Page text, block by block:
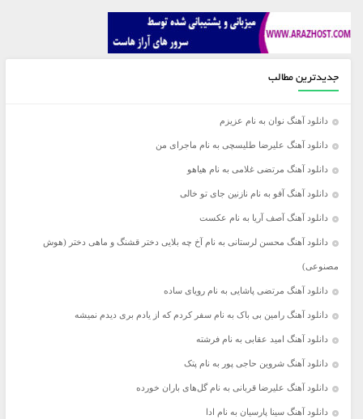
جدیدترین مطالب
دانلود آهنگ نوان به نام عزیزم
دانلود آهنگ علیرضا طلیسچی به نام ماجرای من
دانلود آهنگ مرتضی غلامی به نام هیاهو
دانلود آهنگ آفو به نام نازنین جای تو خالی
دانلود آهنگ آصف آریا به نام عکست
دانلود آهنگ محسن لرستانی به نام آخ چه بلایی دختر قشنگ و ماهی دختر (هوش
مصنوعی)
دانلود آهنگ مرتضی پاشایی به نام رویای ساده
دانلود آهنگ رامین بی باک به نام سفر کردم که از یادم بری دیدم نمیشه
دانلود آهنگ امید عقابی به نام فرشته
دانلود آهنگ شروین حاجی پور به نام پتک
دانلود آهنگ علیرضا قربانی به نام گل‌های باران خورده
دانلود آهنگ سینا پارسیان به نام ادا